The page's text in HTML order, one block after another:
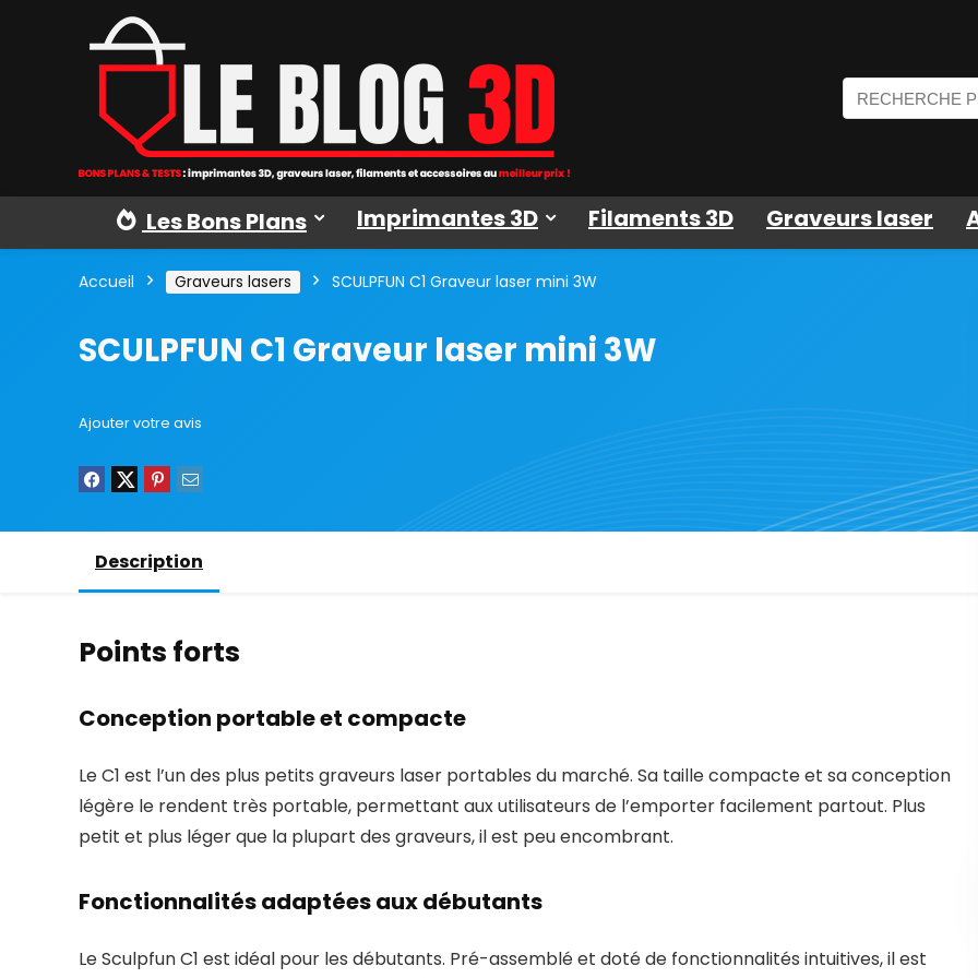
Les Bons Plans Imprimantes 3D Filaments 3D Graveurs laser
Accueil Graveurs lasers SCULPFUN C1 Graveur laser mini 3W
SCULPFUN C1 Graveur laser mini 3W
Ajouter votre avis
Description
Points forts
Conception portable et compacte
Le C1 est l’un des plus petits graveurs laser portables du marché. Sa taille compacte et sa conception
légère le rendent très portable, permettant aux utilisateurs de l’emporter facilement partout. Plus
petit et plus léger que la plupart des graveurs, il est peu encombrant.
Fonctionnalités adaptées aux débutants
Le Sculpfun C1 est idéal pour les débutants. Pré-assemblé et doté de fonctionnalités intuitives, il est